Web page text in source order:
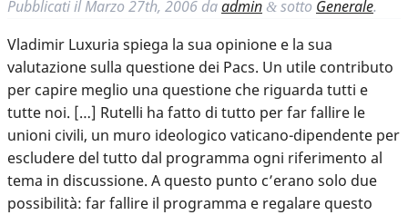
Pubblicati ilMarzo 27th, 2006 daadmin & sotto Generale.
Vladimir Luxuria spiega la sua opinione e la sua
valutazione sulla questione dei Pacs. Un utile contributo
per capire meglio una questione che riguarda tutti e
tutte noi. […] Rutelli ha fatto di tutto per far fallire le
unioni civili, un muro ideologico vaticano-dipendente per
escludere del tutto dal programma ogni riferimento al
tema in discussione. A questo punto c’erano solo due
possibilità: far fallire il programma e regalare questo